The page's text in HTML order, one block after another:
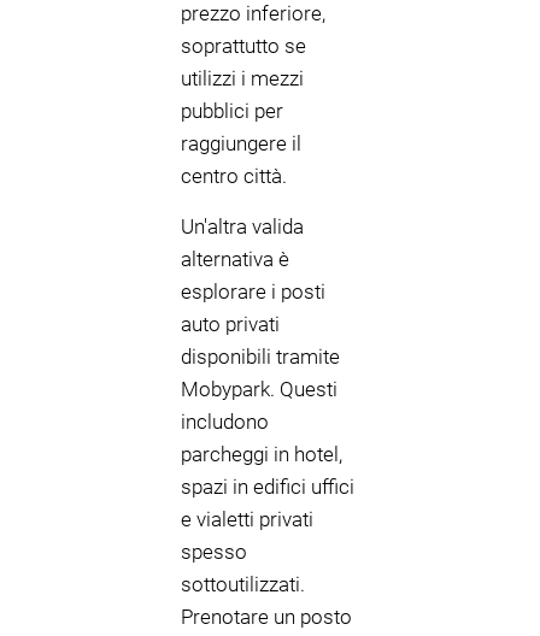
prezzo inferiore,
soprattutto se
utilizzi i mezzi
pubblici per
raggiungere il
centro città.
Un'altra valida
alternativa è
esplorare i posti
auto privati
disponibili tramite
Mobypark. Questi
includono
parcheggi in hotel,
spazi in edifici uffici
e vialetti privati
spesso
sottoutilizzati.
Prenotare un posto